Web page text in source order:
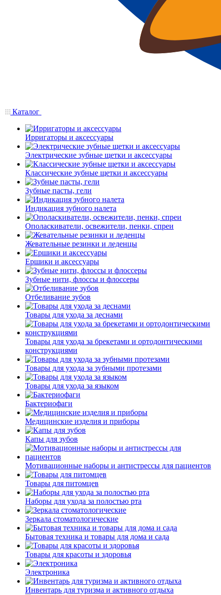
Каталог
Ирригаторы и аксессуары
Электрические зубные щетки и аксессуары
Классические зубные щетки и аксессуары
Зубные пасты, гели
Индикация зубного налета
Ополаскиватели, освежители, пенки, спреи
Жевательные резинки и леденцы
Ершики и аксессуары
Зубные нити, флоссы и флоссеры
Отбеливание зубов
Товары для ухода за деснами
Товары для ухода за брекетами и ортодонтическими
конструкциями
Товары для ухода за зубными протезами
Товары для ухода за языком
Бактериофаги
Медицинские изделия и приборы
Капы для зубов
Мотивационные наборы и антистрессы для пациентов
Товары для питомцев
Наборы для ухода за полостью рта
Зеркала стоматологические
Бытовая техника и товары для дома и сада
Товары для красоты и здоровья
Электроника
Инвентарь для туризма и активного отдыха